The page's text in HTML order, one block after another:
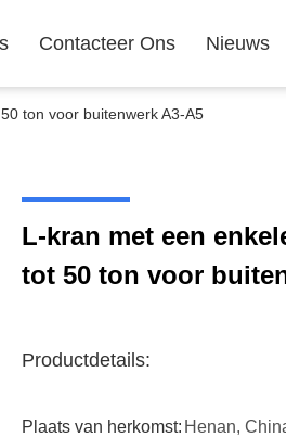
Contacteer Ons Nieuws
ton voor buitenwerk A3-A5
L-kran met een
tot 50 ton voor
Productdetails:
Plaats van herkomst: Henan,